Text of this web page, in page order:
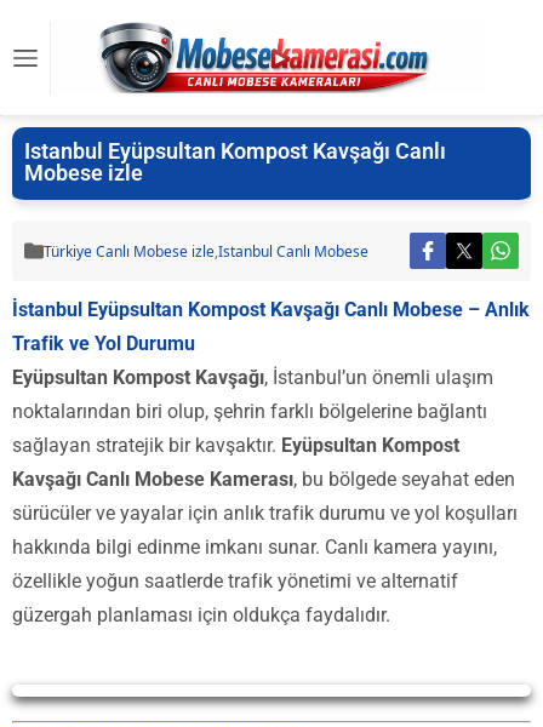
Istanbul Eyüpsultan Kompost Kavşağı Canlı
Mobese izle
Türkiye Canlı Mobese izle,Istanbul Canlı Mobese
İstanbul Eyüpsultan Kompost Kavşağı Canlı Mobese – Anlık
Trafik ve Yol Durumu
Eyüpsultan Kompost Kavşağı, İstanbul’un önemli ulaşım
noktalarından biri olup, şehrin farklı bölgelerine bağlantı
sağlayan stratejik bir kavşaktır. Eyüpsultan Kompost
Kavşağı Canlı Mobese Kamerası, bu bölgede seyahat eden
sürücüler ve yayalar için anlık trafik durumu ve yol koşulları
hakkında bilgi edinme imkanı sunar. Canlı kamera yayını,
özellikle yoğun saatlerde trafik yönetimi ve alternatif
güzergah planlaması için oldukça faydalıdır.
Yayın Yükleniyor...